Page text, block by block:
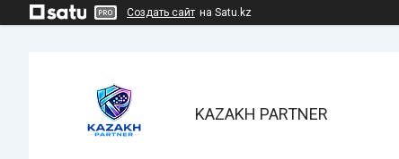
Создать сайт на Satu.kz
KAZAKH PARTNER